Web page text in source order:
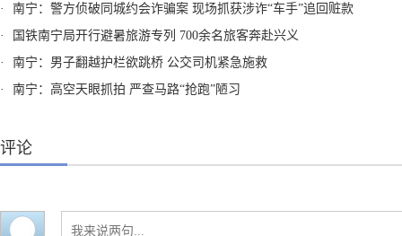
·
南宁：警方侦破同城约会诈骗案 现场抓获涉诈“车手”追回赃款
·
国铁南宁局开行避暑旅游专列 700余名旅客奔赴兴义
·
南宁：男子翻越护栏欲跳桥 公交司机紧急施救
·
南宁：高空天眼抓拍 严查马路“抢跑”陋习
评论